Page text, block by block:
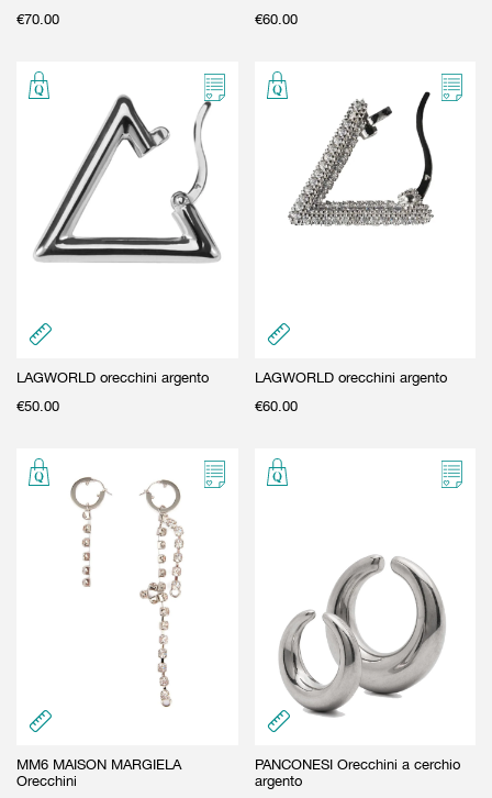
€70.00
€60.00
LAGWORLD orecchini argento
€50.00
LAGWORLD orecchini argento
€60.00
MM6 MAISON MARGIELA
Orecchini
PANCONESI Orecchini a cerchio
argento